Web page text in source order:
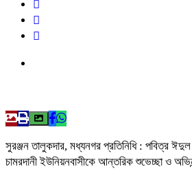
সুরঞ্জন তালুকদার, মধ্যনগর প্রতিনিধি : পবিত্র
চামরদানী ইউনিয়নবাসীকে আন্তরিক শুভেচ্ছা ও